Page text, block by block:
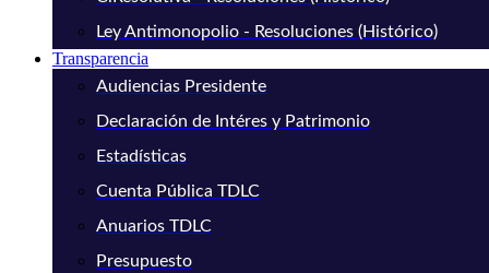
Ley Antimonopolio - Resoluciones (Histórico)
Transparencia
Audiencias Presidente
Declaración de Intéres y Patrimonio
Estadísticas
Cuenta Pública TDLC
Anuarios TDLC
Presupuesto